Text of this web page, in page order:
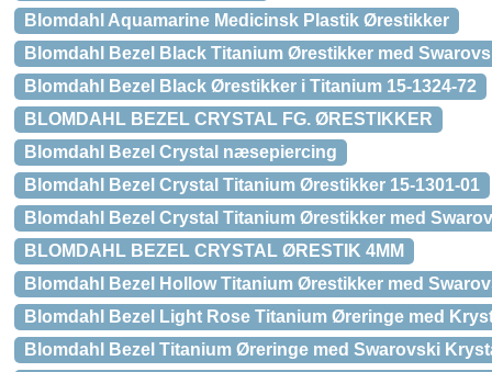
Blomdahl Aquamarine Medicinsk Plastik Ørestikker
Blomdahl Bezel Black Titanium Ørestikker med
Blomdahl Bezel Black Ørestikker i Titanium 15-1324-72
BLOMDAHL BEZEL CRYSTAL FG. ØRESTIKKER
Blomdahl Bezel Crystal næsepiercing
Blomdahl Bezel Crystal Titanium Ørestikker 15-1301-01
Blomdahl Bezel Crystal Titanium Ørestikker med
BLOMDAHL BEZEL CRYSTAL ØRESTIK 4MM
Blomdahl Bezel Hollow Titanium Ørestikker med
Blomdahl Bezel Light Rose Titanium Øreringe med
Blomdahl Bezel Titanium Øreringe med Swarovski